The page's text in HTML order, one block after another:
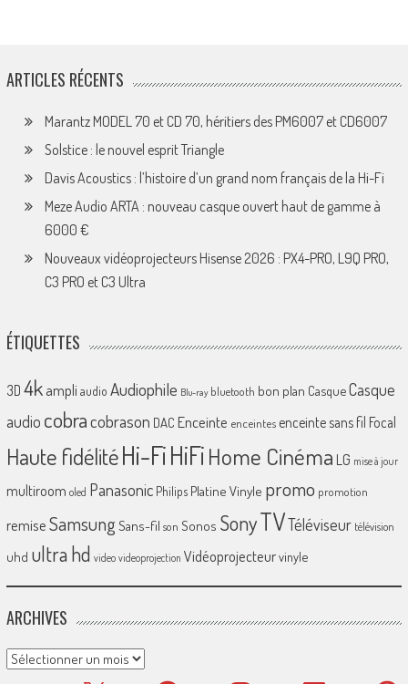
ARTICLES RÉCENTS
Marantz MODEL 70 et CD 70, héritiers des PM6007 et CD6007
Solstice : le nouvel esprit Triangle
Davis Acoustics : l’histoire d’un grand nom français de la Hi-Fi
Meze Audio ARTA : nouveau casque ouvert haut de gamme à
6000 €
Nouveaux vidéoprojecteurs Hisense 2026 : PX4-PRO, L9Q PRO,
C3 PRO et C3 Ultra
ÉTIQUETTES
3D 4k ampliaudio Audiophile Blu-ray bluetooth bon plan CasqueCasque
audio cobracobrason DAC Enceinte enceintes enceinte sans fil Focal
Haute fidélitéHi-FiHiFiHome Cinéma LG mise à jour
multiroom oled Panasonic Philips Platine Vinyle promo promotion
remiseSamsungSans-fil son Sonos SonyTVTéléviseur télévision
uhd ultra hd video videoprojection Vidéoprojecteurvinyle
ARCHIVES
Archives